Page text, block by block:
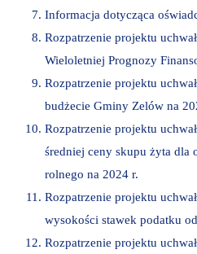
Informacja dotycząca
Rozpatrzenie projektu
Wieloletniej Prognozy
Rozpatrzenie projektu
budżecie Gminy Zelów na
Rozpatrzenie projektu
średniej ceny skupu żyta dla
rolnego na 2024 r.
Rozpatrzenie projektu
wysokości stawek podatku
Rozpatrzenie projektu